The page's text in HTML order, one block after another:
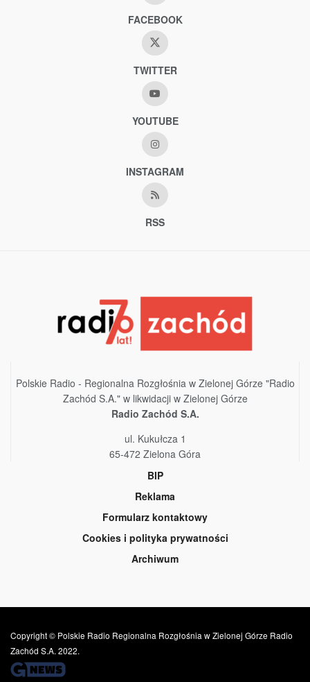
FACEBOOK
TWITTER
YOUTUBE
INSTAGRAM
RSS
Polskie Radio - Regionalna Rozgłośnia w Zielonej Górze "Radio
Zachód S.A." w likwidacji w Zielonej Górze
Radio Zachód S.A.
ul. Kukułcza 1
65-472 Zielona Góra
BIP
Reklama
Formularz kontaktowy
Cookies i polityka prywatności
Archiwum
Copyright © Polskie Radio Regionalna Rozgłośnia w Zielonej Górze Radio
Zachód S.A. 2022.